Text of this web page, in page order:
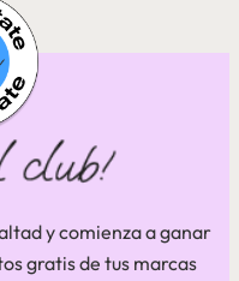
y comienza a ganar
gratis de tus marcas